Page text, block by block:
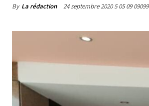
By La rédaction 24 septembre 2020 5 05 09 09099